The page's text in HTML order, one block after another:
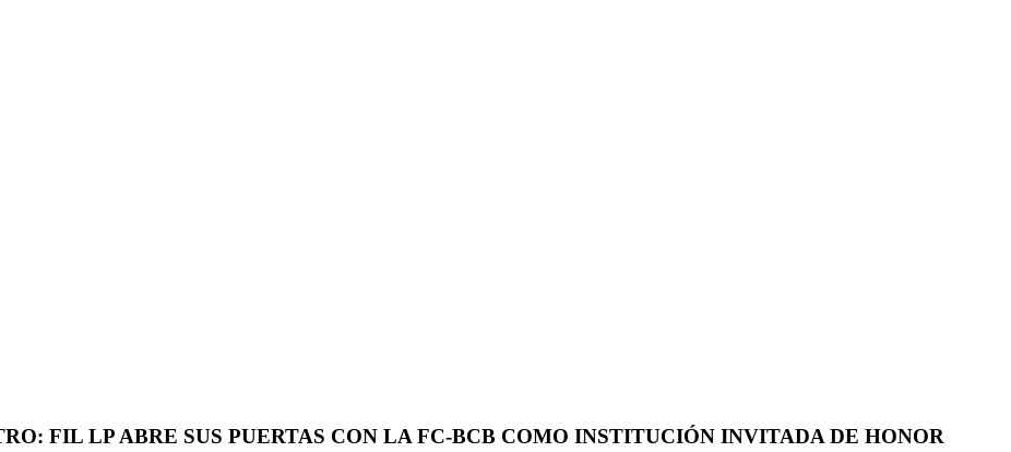
FIL LP ABRE SUS PUERTAS CON LA FC-BCB COMO INSTITUCIÓN INVITADA DE HONOR